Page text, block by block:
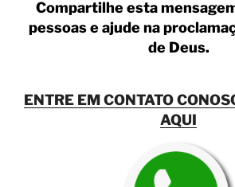
Compartilhe esta
pessoas e ajude na
de Deus.
ENTRE EM CONTATO
AQUI